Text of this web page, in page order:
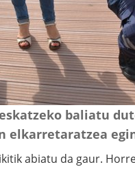
baliatu
elkarretaratzea
abiatu da gaur.